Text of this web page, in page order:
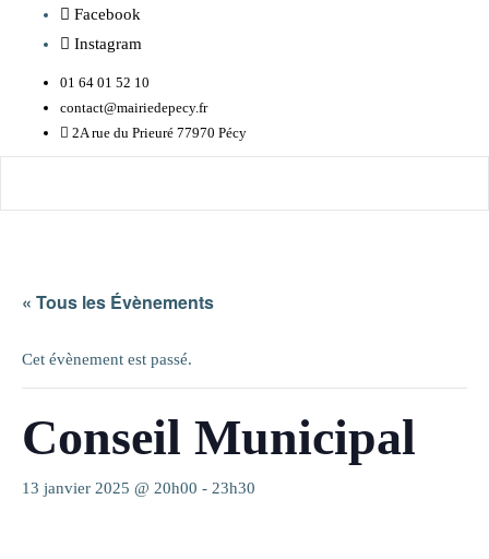
Facebook
Instagram
01 64 01 52 10
contact@mairiedepecy.fr
2A rue du Prieuré 77970 Pécy
« Tous les Évènements
Cet évènement est passé.
Conseil Municipal
13 janvier 2025 @ 20h00 - 23h30